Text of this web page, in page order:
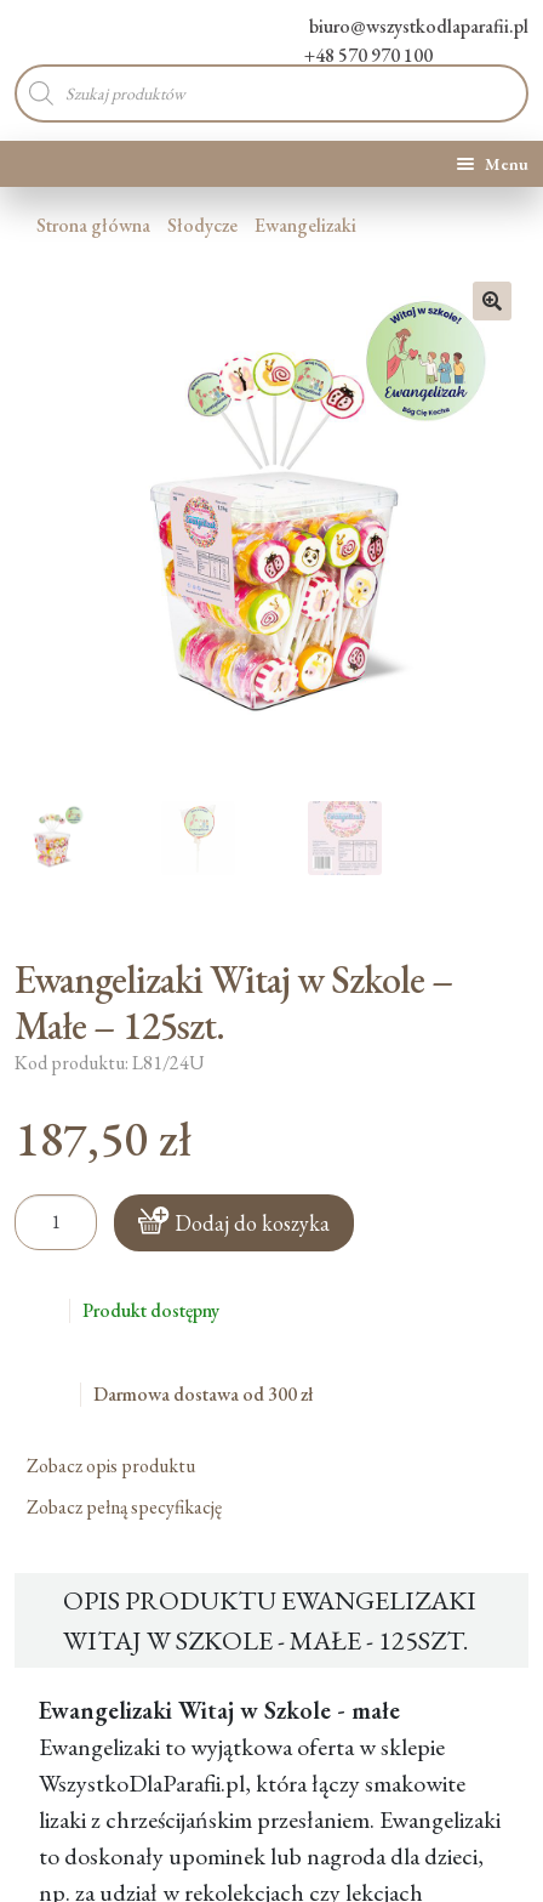
biuro@wszystkodlaparafii.pl
+48 570 970 100
Wyszukiwarka
produktów
Menu
Kategorie produktów
Strona główna Słodycze Ewangelizaki
Ewangelizaki Witaj w Szkole –
Małe – 125szt.
Kod produktu: L81/24U
187,50 zł
ilość
Ewangelizaki
Dodaj do koszyka
Produkt dostępny
Darmowa dostawa od 300 zł
Zobacz opis produktu
Zobacz pełną specyfikację
OPIS PRODUKTU EWANGELIZAKI
WITAJ W SZKOLE - MAŁE - 125SZT.
Ewangelizaki Witaj w Szkole - małe
Ewangelizaki to wyjątkowa oferta w sklepie
WszystkoDlaParafii.pl, która łączy smakowite
lizaki z chrześcijańskim przesłaniem. Ewangelizaki
to doskonały upominek lub nagroda dla dzieci,
np. za udział w rekolekcjach czy lekcjach